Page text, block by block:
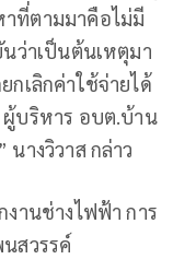
ที่ตามมาคือไม่มี
นว่าเป็นต้นเหตุมา
กเลิกค่าใช้จ่ายได้
ผู้บริหาร อบต.บ้าน
างวิวาส กล่าว
านช่างไฟฟ้า การ
สวรรค์